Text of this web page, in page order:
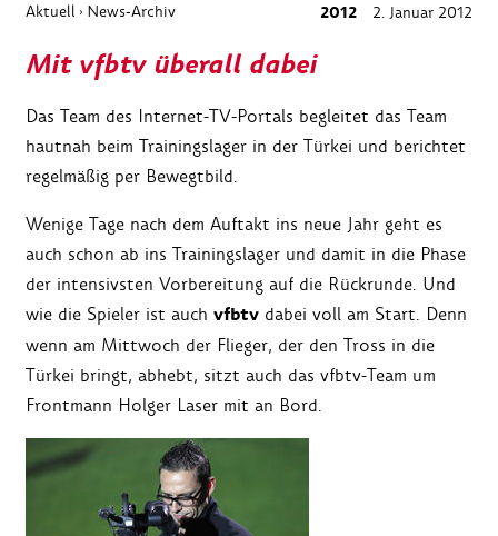
Aktuell › News-Archiv 2012 2. Januar 2012
Mit vfbtv überall dabei
Das Team des Internet-TV-Portals begleitet das Team
hautnah beim Trainingslager in der Türkei und berichtet
regelmäßig per Bewegtbild.
Wenige Tage nach dem Auftakt ins neue Jahr geht es
auch schon ab ins Trainingslager und damit in die Phase
der intensivsten Vorbereitung auf die Rückrunde. Und
wie die Spieler ist auch vfbtv dabei voll am Start. Denn
wenn am Mittwoch der Flieger, der den Tross in die
Türkei bringt, abhebt, sitzt auch das vfbtv-Team um
Frontmann Holger Laser mit an Bord.